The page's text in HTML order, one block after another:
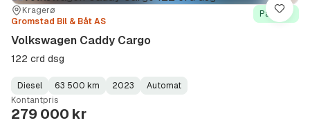
Sted:Kragerø
Forhandler:
Gromstad Bil & Båt AS
På lager
Volkswagen Caddy Cargo
122 crd dsg
Fuel
Type:
Diesel
Kilometerstand:
63 500 km
Model
Year:
2023
Gearbox
Type:
Automat
Kontantpris
279 000 kr
Lagre